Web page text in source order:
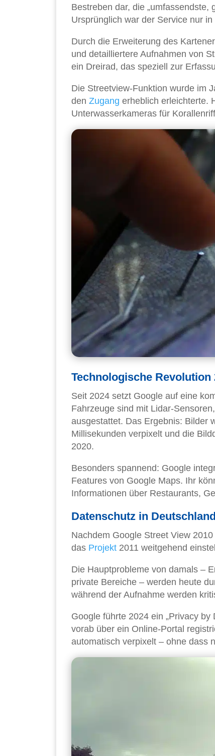
Bestreben dar, die
Ursprünglich war der Service nur
Durch die Erweiterung des
und detailliertere Aufnahmen von
ein Dreirad, das speziell zur
Die Streetview-Funktion wurde im
den Zugang erheblich erleichterte.
Unterwasserkameras für
Technologische Revolution
Seit 2024 setzt Google auf eine
Fahrzeuge sind mit Lidar-
ausgestattet. Das Ergebnis: Bilder
Millisekunden verpixelt und die
2020.
Besonders spannend: Google
Features von Google Maps. Ihr
Informationen über Restaurants,
Datenschutz in
Nachdem Google Street View
das Projekt 2011 weitgehend
Die Hauptprobleme von damals –
private Bereiche – werden heute
während der Aufnahme werden
Google führte 2024 ein „Privacy
vorab über ein Online-Portal
automatisch verpixelt – ohne dass